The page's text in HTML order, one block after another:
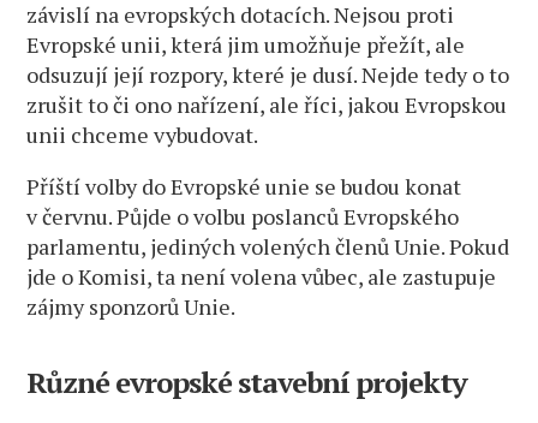
závislí na evropských dotacích. Nejsou proti
Evropské unii, která jim umožňuje přežít, ale
odsuzují její rozpory, které je dusí. Nejde tedy o to
zrušit to či ono nařízení, ale říci, jakou Evropskou
unii chceme vybudovat.
Příští volby do Evropské unie se budou konat
v červnu. Půjde o volbu poslanců Evropského
parlamentu, jediných volených členů Unie. Pokud
jde o Komisi, ta není volena vůbec, ale zastupuje
zájmy sponzorů Unie.
Různé evropské stavební projekty